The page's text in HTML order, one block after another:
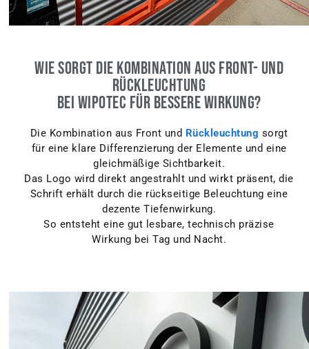
Wie sorgt die Kombination aus Front- und
Rückleuchtung
bei WIPOTEC für bessere Wirkung?
Die Kombination aus Front und Rückleuchtung sorgt
für eine klare Differenzierung der Elemente und eine
gleichmäßige Sichtbarkeit.
Das Logo wird direkt angestrahlt und wirkt präsent, die
Schrift erhält durch die rückseitige Beleuchtung eine
dezente Tiefenwirkung.
So entsteht eine gut lesbare, technisch präzise
Wirkung bei Tag und Nacht.